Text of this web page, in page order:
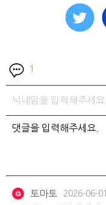
1
토마토 2026-06-01